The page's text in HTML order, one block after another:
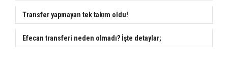
Transfer yapmayan tek takım oldu!
Efecan transferi neden olmadı? İşte detaylar;